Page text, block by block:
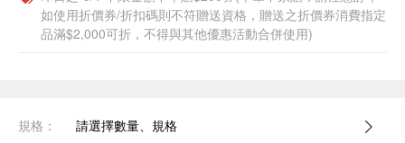
如使用折價券/折扣碼則不符贈送資格，贈送之折價券消費指定
品滿$2,000可折，不得與其他優惠活動合併使用)
規格： 請選擇數量、規格